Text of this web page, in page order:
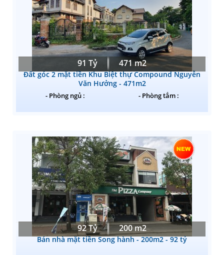
91 Tỷ 471 m2
Đất góc 2 mặt tiền Khu Biệt thự Compound Nguyễn
Văn Hưởng - 471m2
- Phòng ngủ : - Phòng tắm :
92 Tỷ 200 m2
Bán nhà mặt tiền Song hành - 200m2 - 92 tỷ